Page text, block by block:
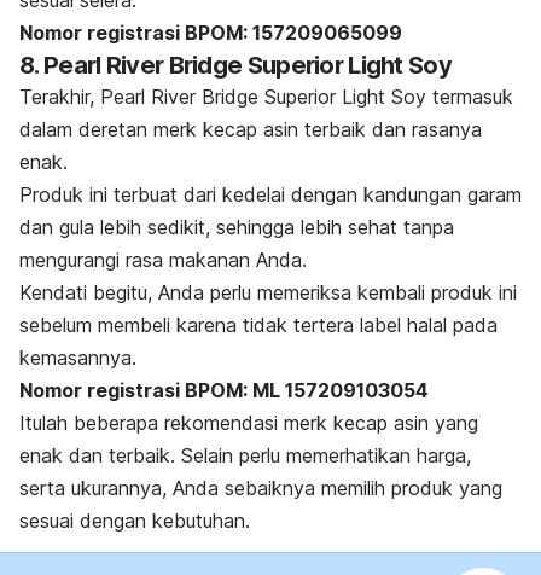
Nomor registrasi BPOM: 157209065099
8. Pearl River Bridge Superior Light Soy
Terakhir, Pearl River Bridge Superior Light Soy termasuk
dalam deretan merk kecap asin terbaik dan rasanya
enak.
Produk ini terbuat dari kedelai dengan kandungan garam
dan gula lebih sedikit, sehingga lebih sehat tanpa
mengurangi rasa makanan Anda.
Kendati begitu, Anda perlu memeriksa kembali produk ini
sebelum membeli karena tidak tertera label halal pada
kemasannya.
Nomor registrasi BPOM: ML 157209103054
Itulah beberapa rekomendasi merk kecap asin yang
enak dan terbaik. Selain perlu memerhatikan harga,
serta ukurannya, Anda sebaiknya memilih produk yang
sesuai dengan kebutuhan.